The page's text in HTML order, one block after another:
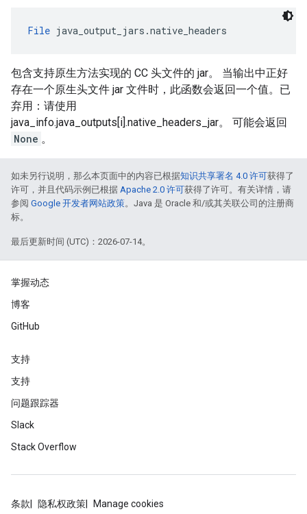
File java_output_jars.native_headers
包含支持原生方法实现的 CC 头文件的 jar。 当输出中正好
存在一个原生头文件 jar 文件时，此函数会返回一个值。已
弃用：请使用
java_info.java_outputs[i].native_headers_jar。 可能会返回
None 。
如未另行说明，那么本页面中的内容已根据知识共享署名 4.0 许可获得了
许可，并且代码示例已根据 Apache 2.0 许可获得了许可。有关详情，请
参阅 Google 开发者网站政策。Java 是 Oracle 和/或其关联公司的注册商
标。
最后更新时间 (UTC)：2026-07-14。
掌握动态
博客
GitHub
支持
支持
问题跟踪器
Slack
Stack Overflow
条款 隐私权政策 Manage cookies